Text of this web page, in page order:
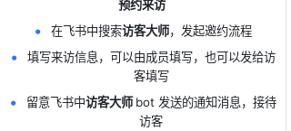
预约来访
在飞书中搜索访客大师，发起邀约流程
填写来访信息，可以由成员填写，也可以发给访
客填写
留意飞书中访客大师 bot 发送的通知消息，接待
访客